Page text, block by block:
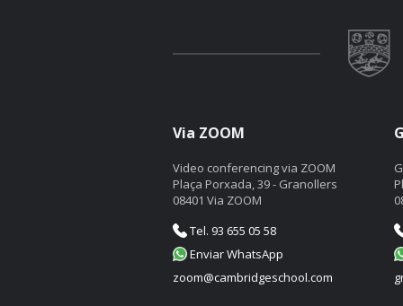
Via ZOOM
Video conferencing via ZOOM
Plaça Porxada, 39 - Granollers
08401 Via ZOOM
Tel. 93 655 05 58
Enviar WhatsApp
zoom@cambridgeschool.com